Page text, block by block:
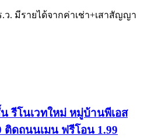
.ว. มีรายได้จากค่าเช่า+เสาสัญญา
รีโนเวทใหม่ หมู่บ้านพีเอส
ติดถนนเมน ฟรีโอน 1.99